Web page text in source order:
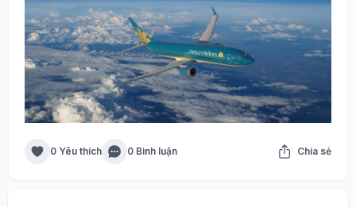
0 Yêu thích 0 Bình luận Chia sẻ